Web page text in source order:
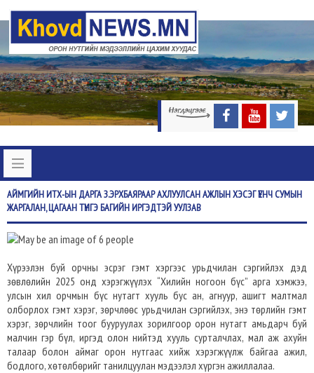
АЙМГИЙНИТХ-ЫН ДАРГА З.ЭРХБАЯРААР АХЛУУЛСАН АЖЛЫН ХЭСЭГ ҮЕНЧ СУМЫН
ЖАРГАЛАН, ЦАГААН ТҮНГЭ БАГИЙН ИРГЭДТЭЙ УУЛЗАВ
Хүрээлэн буй орчны эсрэг гэмт хэргээс урьдчилан сэргийлэх дэд
зөвлөлийн 2025 онд хэрэгжүүлэх “Хилийн ногоон бүс” арга хэмжээ,
улсын хил орчмын бүс нутагт хууль бус ан, агнуур, ашигт малтмал
олборлох гэмт хэрэг, зөрчлөөс урьдчилан сэргийлэх, энэ төрлийн гэмт
хэрэг, зөрчлийн тоог бууруулах зорилгоор орон нутагт амьдарч буй
малчин гэр бүл, иргэд олон нийтэд хууль сурталчлах, мал аж ахуйн
талаар болон аймаг орон нутгаас хийж хэрэгжүүлж байгаа ажил,
бодлого, хөтөлбөрийг танилцуулан мэдээлэл хүргэн ажиллалаа.